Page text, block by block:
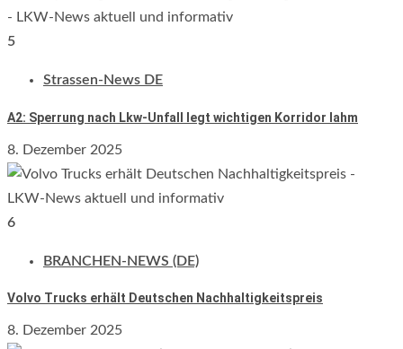
5
Strassen-News DE
A2: Sperrung nach Lkw-Unfall legt wichtigen Korridor lahm
8. Dezember 2025
6
BRANCHEN-NEWS (DE)
Volvo Trucks erhält Deutschen Nachhaltigkeitspreis
8. Dezember 2025